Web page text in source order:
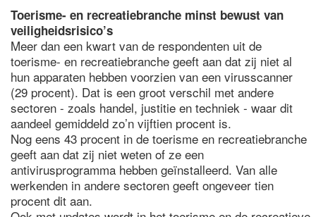
Toerisme- en recreatiebranche minst bewust van
veiligheidsrisico’s
Meer dan een kwart van de respondenten uit de
toerisme- en recreatiebranche geeft aan dat zij niet al
hun apparaten hebben voorzien van een virusscanner
(29 procent). Dat is een groot verschil met andere
sectoren - zoals handel, justitie en techniek - waar dit
aandeel gemiddeld zo’n vijftien procent is.
Nog eens 43 procent in de toerisme en recreatiebranche
geeft aan dat zij niet weten of ze een
antivirusprogramma hebben geïnstalleerd. Van alle
werkenden in andere sectoren geeft ongeveer tien
procent dit aan.